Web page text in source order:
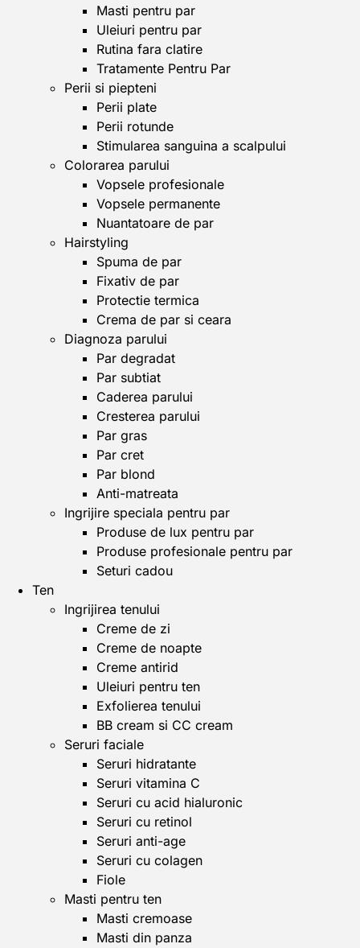
Masti pentru par
Uleiuri pentru par
Rutina fara clatire
Tratamente Pentru Par
Perii si piepteni
Perii plate
Perii rotunde
Stimularea sanguina a scalpului
Colorarea parului
Vopsele profesionale
Vopsele permanente
Nuantatoare de par
Hairstyling
Spuma de par
Fixativ de par
Protectie termica
Crema de par si ceara
Diagnoza parului
Par degradat
Par subtiat
Caderea parului
Cresterea parului
Par gras
Par cret
Par blond
Anti-matreata
Ingrijire speciala pentru par
Produse de lux pentru par
Produse profesionale pentru par
Seturi cadou
Ten
Ingrijirea tenului
Creme de zi
Creme de noapte
Creme antirid
Uleiuri pentru ten
Exfolierea tenului
BB cream si CC cream
Seruri faciale
Seruri hidratante
Seruri vitamina C
Seruri cu acid hialuronic
Seruri cu retinol
Seruri anti-age
Seruri cu colagen
Fiole
Masti pentru ten
Masti cremoase
Masti din panza